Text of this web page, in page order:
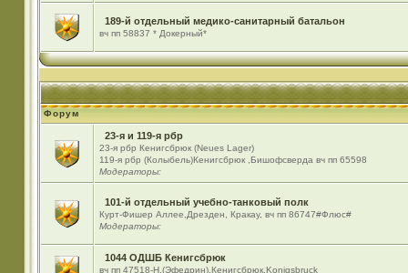
189-й отдельный медико-санитарный батальон
вч пп 58837 * Докерный*
Форум
23-я и 119-я рбр
23-я рбр Кенигсбрюк (Neues Lager)
119-я рбр (Колыбель)Кенигсбрюк ,Бишофсверда вч пп 65598
Модераторы:
101-й отдельный учебно-танковый полк
Курт-Фишер Аллее,Дрезден, Кракау, вч пп 86747#Флюс#
Модераторы:
1044 ОДШБ Кенигсбрюк
вч пп 47518-Н,(Эфедрин),Кенигсбрюк,Konigsbruck